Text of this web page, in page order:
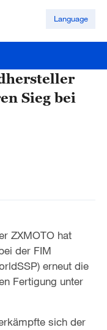
Language
Sieg bei
ZXMOTO hat
der FIM
erneut die
Fertigung unter
sich der